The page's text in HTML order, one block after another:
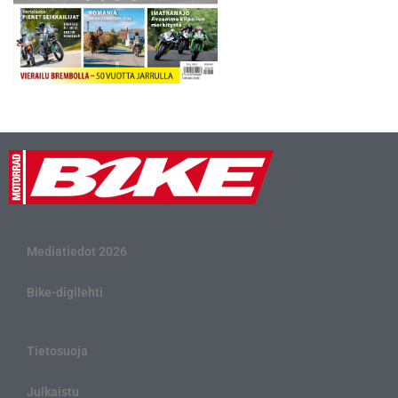
Mediatiedot 2026
Bike-digilehti
Tietosuoja
Julkaistu